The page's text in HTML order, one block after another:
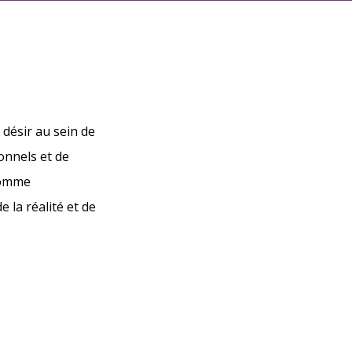
au sein de
et de
la réalité et de